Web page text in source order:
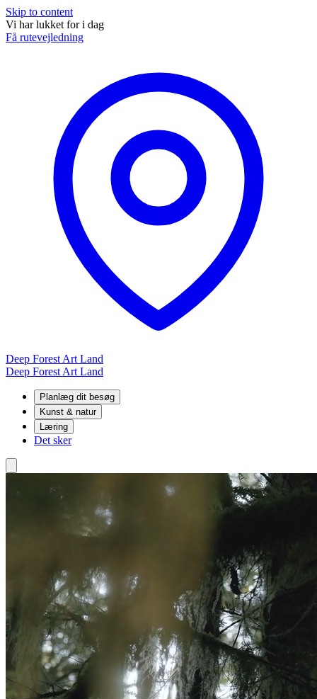
Skip to content
Vi har lukket for i dag
Få rutevejledning
Deep Forest Art Land
Deep Forest Art Land
Planlæg dit besøg
Kunst & natur
Læring
Det sker